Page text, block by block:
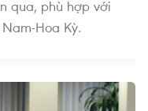
qua, phù hợp với
Hoa Kỳ.